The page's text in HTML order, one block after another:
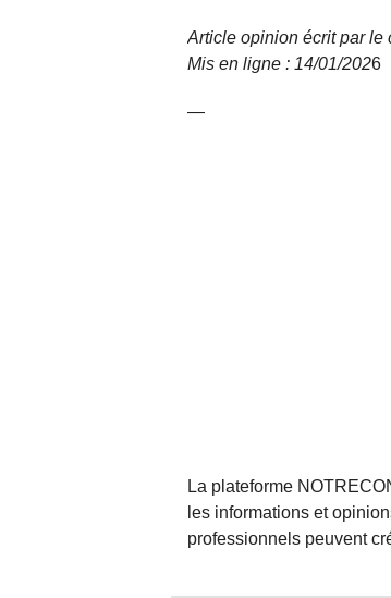
Article opinion écrit par le
Mis en ligne : 14/01/2026
—
La plateforme
les informations et
professionnels peuvent